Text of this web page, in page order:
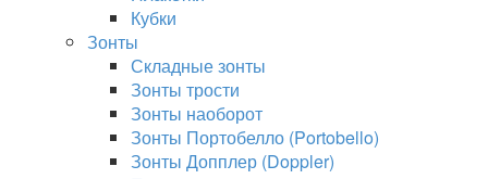
Кубки
Зонты
Складные зонты
Зонты трости
Зонты наоборот
Зонты Портобелло (Portobello)
Зонты Допплер (Doppler)